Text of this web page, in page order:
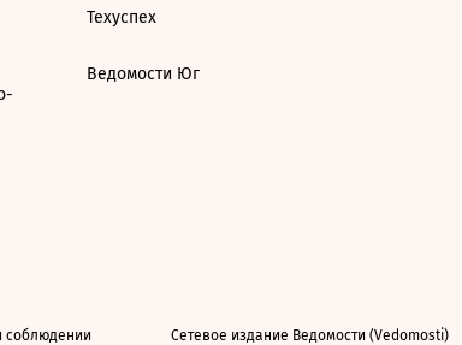
Техуспех
Ведомости Юг
соблюдении
Сетевое издание Ведомости (Vedomosti)